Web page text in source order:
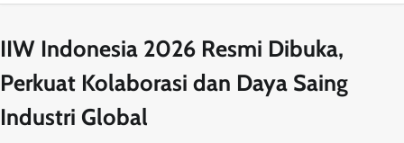
IIW Indonesia 2026 Resmi Dibuka,
Perkuat Kolaborasi dan Daya Saing
Industri Global